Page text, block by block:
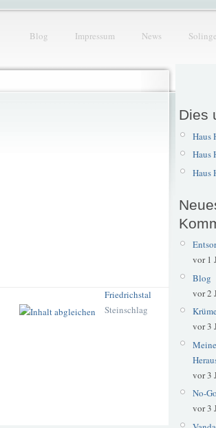
Blog Impressum News
Friedrichstal
Steinschlag
Dies
Haus
Haus
Haus
vor 1
Blog
vor 2
vor 3
vor 3
No-Go
vor 3